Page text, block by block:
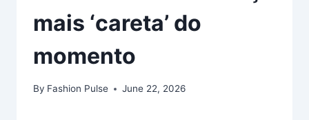
mais ‘careta’ do
momento
By Fashion Pulse June 22, 2026